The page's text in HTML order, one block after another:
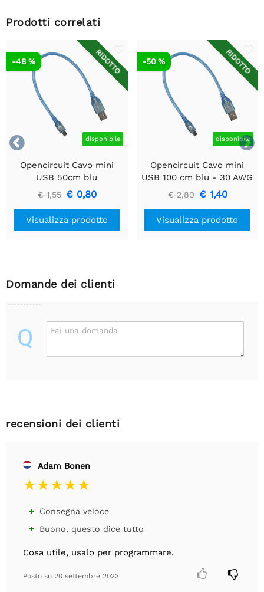
Prodotti correlati


RIDOTTO
disponibile
-48 %
Opencircuit Cavo mini
USB 50cm blu
€ 1,55 € 0,80
Visualizza prodotto
RIDOTTO
disponibile
-50 %
Opencircuit Cavo mini
USB 100 cm blu - 30 AWG
€ 2,80 € 1,40
Visualizza prodotto
Domande dei clienti
Q Fai una domanda
recensioni dei clienti
Adam Bonen
 Consegna veloce
 Buono, questo dice tutto
Cosa utile, usalo per programmare.
Posto su 20 settembre 2023  